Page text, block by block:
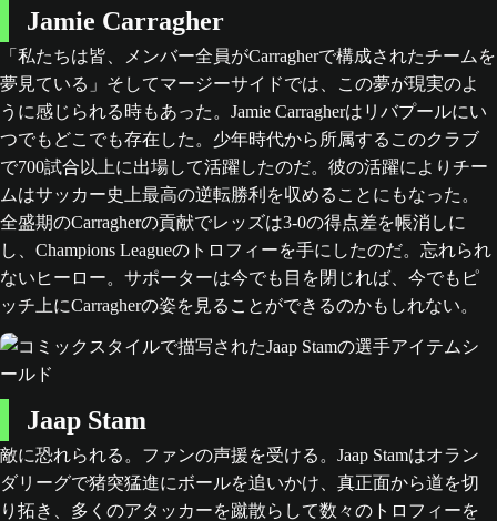
Jamie Carragher
「私たちは皆、メンバー全員がCarragherで構成されたチームを
夢見ている」そしてマージーサイドでは、この夢が現実のよ
うに感じられる時もあった。Jamie Carragherはリバプールにい
つでもどこでも存在した。少年時代から所属するこのクラブ
で700試合以上に出場して活躍したのだ。彼の活躍によりチー
ムはサッカー史上最高の逆転勝利を収めることにもなった。
全盛期のCarragherの貢献でレッズは3-0の得点差を帳消しに
し、Champions Leagueのトロフィーを手にしたのだ。忘れられ
ないヒーロー。サポーターは今でも目を閉じれば、今でもピ
ッチ上にCarragherの姿を見ることができるのかもしれない。
Jaap Stam
敵に恐れられる。ファンの声援を受ける。Jaap Stamはオラン
ダリーグで猪突猛進にボールを追いかけ、真正面から道を切
り拓き、多くのアタッカーを蹴散らして数々のトロフィーを